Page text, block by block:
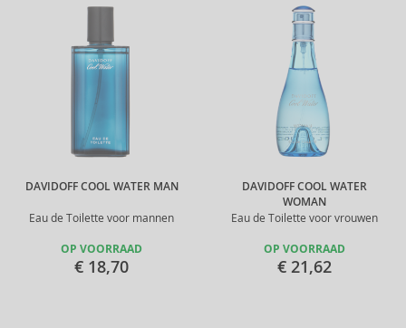
DAVIDOFF COOL WATER MAN
Eau de Toilette voor mannen
OP VOORRAAD
€ 18,70
DAVIDOFF COOL WATER
WOMAN
Eau de Toilette voor vrouwen
OP VOORRAAD
€ 21,62